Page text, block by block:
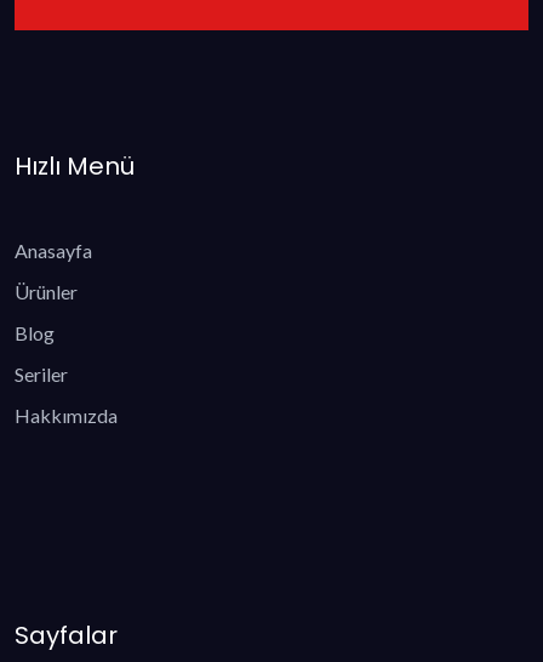
Hızlı Menü
Anasayfa
Ürünler
Blog
Seriler
Hakkımızda
Sayfalar